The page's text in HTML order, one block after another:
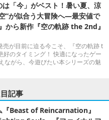
は「今」がベスト！暑い夏、涼
”が似合う大冒険へ―最安値で
から新作『空の軌跡 the 2nd』
売が目前に迫る今こそ、『空の軌跡 t
好のタイミング！ 快適になったゲー
ながら、今遊びたい本シリーズの魅
記事
『Beast of Reincarnation』